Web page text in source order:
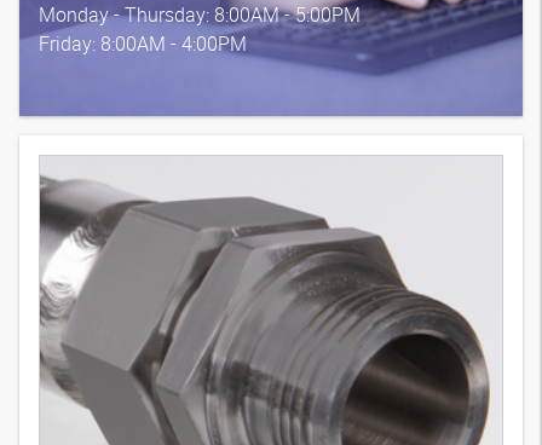
Monday - Thursday: 8:00AM - 5:00PM
Friday: 8:00AM - 4:00PM